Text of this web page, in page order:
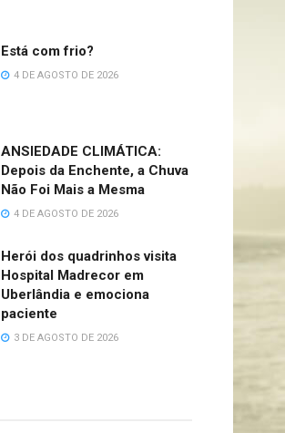
Está com frio?
4 DE AGOSTO DE 2026
ANSIEDADE CLIMÁTICA:
Depois da Enchente, a Chuva
Não Foi Mais a Mesma
4 DE AGOSTO DE 2026
Herói dos quadrinhos visita
Hospital Madrecor em
Uberlândia e emociona
paciente
3 DE AGOSTO DE 2026